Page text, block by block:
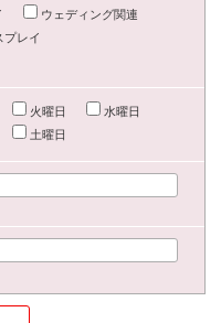
ウェディング関連
プレイ
火曜日
水曜日
土曜日